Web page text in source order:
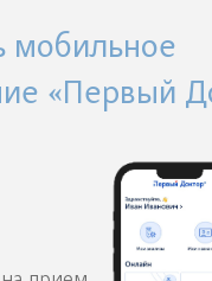
мобильное
«Первый